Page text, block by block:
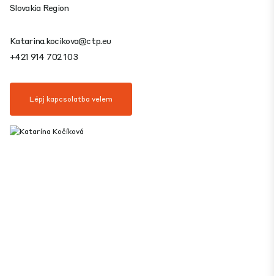
Slovakia Region
Katarina.kocikova@ctp.eu
+421 914 702 103
Lépj kapcsolatba velem